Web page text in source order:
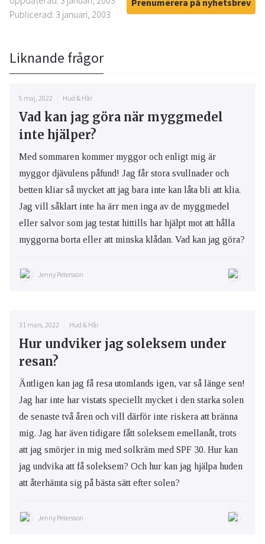
Publicerad: 3 januari, 2003
Prenumerera på nyhetsbrev
Liknande frågor
5 maj, 2022 Hud & Hår
Vad kan jag göra när myggmedel
inte hjälper?
Med sommaren kommer myggor och enligt mig är
myggor djävulens påfund! Jag får stora svullnader och
betten kliar så mycket att jag bara inte kan låta bli att klia.
Jag vill såklart inte ha ärr men inga av de myggmedel
eller salvor som jag testat hittills har hjälpt mot att hålla
myggorna borta eller att minska klådan. Vad kan jag göra?
Jenny Petersson
31 mars, 2022 Hud & Hår
Hur undviker jag soleksem under
resan?
Äntligen kan jag få resa utomlands igen, var så länge sen!
Jag har inte har vistats speciellt mycket i den starka solen
de senaste två åren och vill därför inte riskera att bränna
mig. Jag har även tidigare fått soleksem emellanåt, trots
att jag smörjer in mig med solkräm med SPF 30. Hur kan
jag undvika att få soleksem? Och hur kan jag hjälpa huden
att återhämta sig på bästa sätt efter solen?
Jenny Petersson